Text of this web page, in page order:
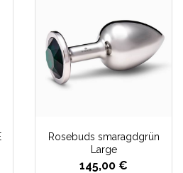
Rosebuds smaragdgrün
Large
145,00 €